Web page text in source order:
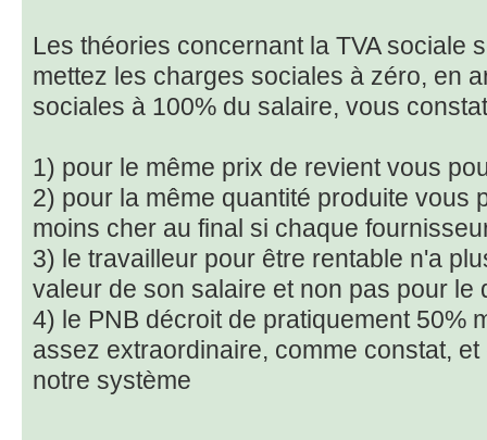
Les théories concernant la TVA sociale
mettez les charges sociales à zéro, en
sociales à 100% du salaire, vous
1) pour le même prix de revient vous
2) pour la même quantité produite vous
moins cher au final si chaque
3) le travailleur pour être rentable n'a
valeur de son salaire et non pas pour le
4) le PNB décroit de pratiquement 50%
assez extraordinaire, comme constat,
notre système